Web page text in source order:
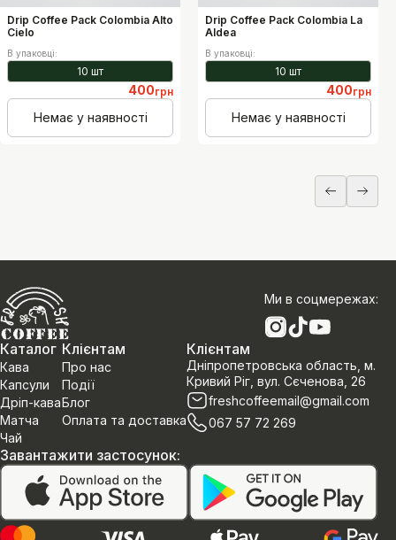
Drip Coffee Pack Colombia Alto
Cielo
1
6 10
В упаковці:
10 шт
400грн
Немає у наявності
Drip Coffee Pack Colombia La
Aldea
1
4 10
В упаковці:
10 шт
400грн
Немає у наявності
Ми в соцмережах:
Каталог
Кава
Капсули
Дріп-кава
Матча
Чай
Клієнтам
Про нас
Події
Блог
Оплата та доставка
Клієнтам
Дніпропетровська область, м.
Кривий Ріг, вул. Сєченова, 26
freshcoffeemail@gmail.com
067 57 72 269
Завантажити застосунок: